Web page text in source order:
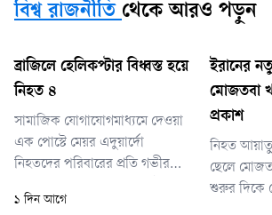
বিশ্ব রাজনীতি থেকে আরও পড়ুন
ব্রাজিলে হেলিকপ্টার বিধ্বস্ত হয়ে
নিহত ৪
সামাজিক যোগাযোগমাধ্যমে দেওয়া
এক পোস্টে মেয়র এদুয়ার্দো
নিহতদের পরিবারের প্রতি গভীর
তিনি জানান, ঘটনার পরপরই তিনি
১ দিন আগে
ইরানের
মোজতবা
প্রকাশ
নিহত
ছেলে
শুরুর দিকে